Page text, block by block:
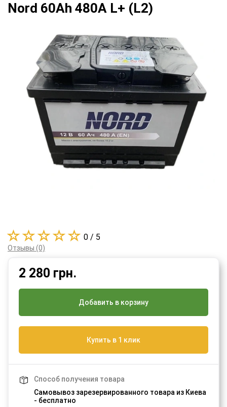
Nord 60Ah 480A L+ (L2)
2 280 грн.
Добавить в корзину
Купить в 1 клик
Способ получения товара
Самовывоз зарезервированного товара из Киева
- бесплатно
0 / 5
Отзывы (0)